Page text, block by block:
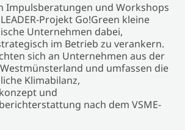
Impulsberatungen und Workshops
Projekt Go!Green kleine
Unternehmen dabei,
im Betrieb zu verankern.
sich an Unternehmen aus der
Westmünsterland und umfassen die
Klimabilanz,
und
nach dem VSME-